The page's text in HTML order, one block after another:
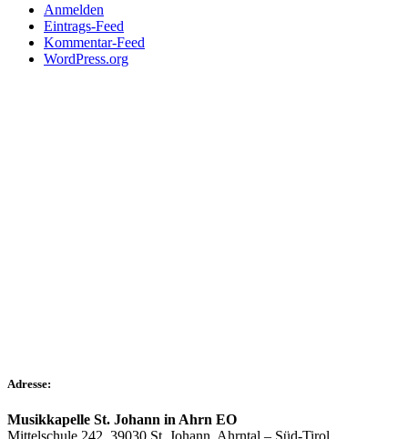
Anmelden
Eintrags-Feed
Kommentar-Feed
WordPress.org
Adresse:
Musikkapelle St. Johann in Ahrn EO